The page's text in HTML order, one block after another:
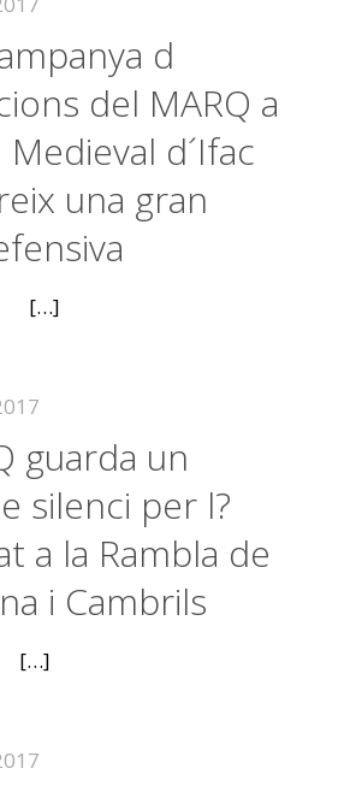
d
del MARQ a
Medieval d´Ifac
una gran
[…]
guarda un
silenci per l?
a la Rambla de
i Cambrils
[…]